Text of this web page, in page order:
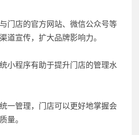
门店的官方网站、微信公众号等
道宣传，扩大品牌影响力。
小程序有助于提升门店的管理水
一管理，门店可以更好地掌握会
量。